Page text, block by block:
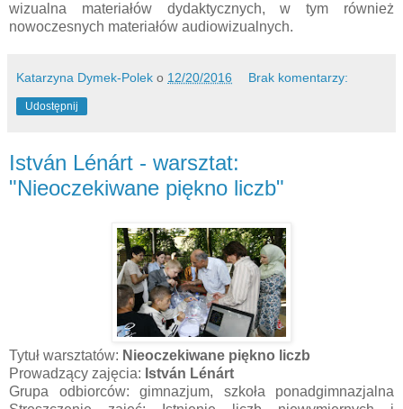
wizualna materiałów dydaktycznych, w tym również
nowoczesnych materiałów audiowizualnych.
Katarzyna Dymek-Polek o 12/20/2016 Brak komentarzy:
Udostępnij
István Lénárt - warsztat:
"Nieoczekiwane piękno liczb"
Tytuł warsztatów: Nieoczekiwane piękno liczb
Prowadzący zajęcia: István Lénárt
Grupa odbiorców: gimnazjum, szkoła ponadgimnazjalna